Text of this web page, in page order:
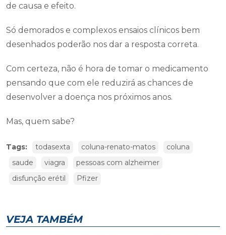
de causa e efeito.
Só demorados e complexos ensaios clínicos bem
desenhados poderão nos dar a resposta correta.
Com certeza, não é hora de tomar o medicamento
pensando que com ele reduzirá as chances de
desenvolver a doença nos próximos anos.
Mas, quem sabe?
Tags: todasexta coluna-renato-matos
coluna
saude
viagra
pessoas com alzheimer
disfunção erétil
Pfizer
VEJA TAMBÉM